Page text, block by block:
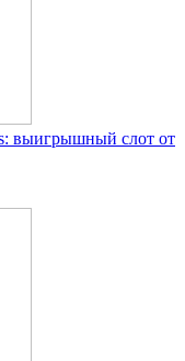
выигрышный слот от